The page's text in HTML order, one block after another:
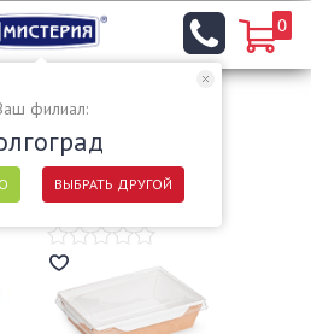
филиал:
ВЫБРАТЬ ДРУГОЙ
0
контейнеры
в Волгограде